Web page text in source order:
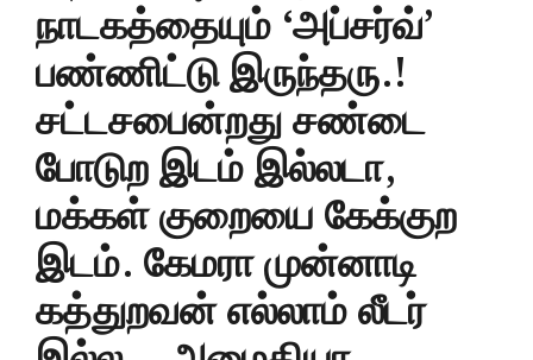
நாடகத்தையும் ‘அப்சர்வ்’
பண்ணிட்டு இருந்தரு.!
சட்டசபைன்றது சண்டை
போடுற இடம் இல்லடா,
மக்கள் குறையை கேக்குற
இடம். கேமரா முன்னாடி
கத்துறவன் எல்லாம் லீடர்